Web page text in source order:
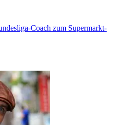
Coach zum Supermarkt-